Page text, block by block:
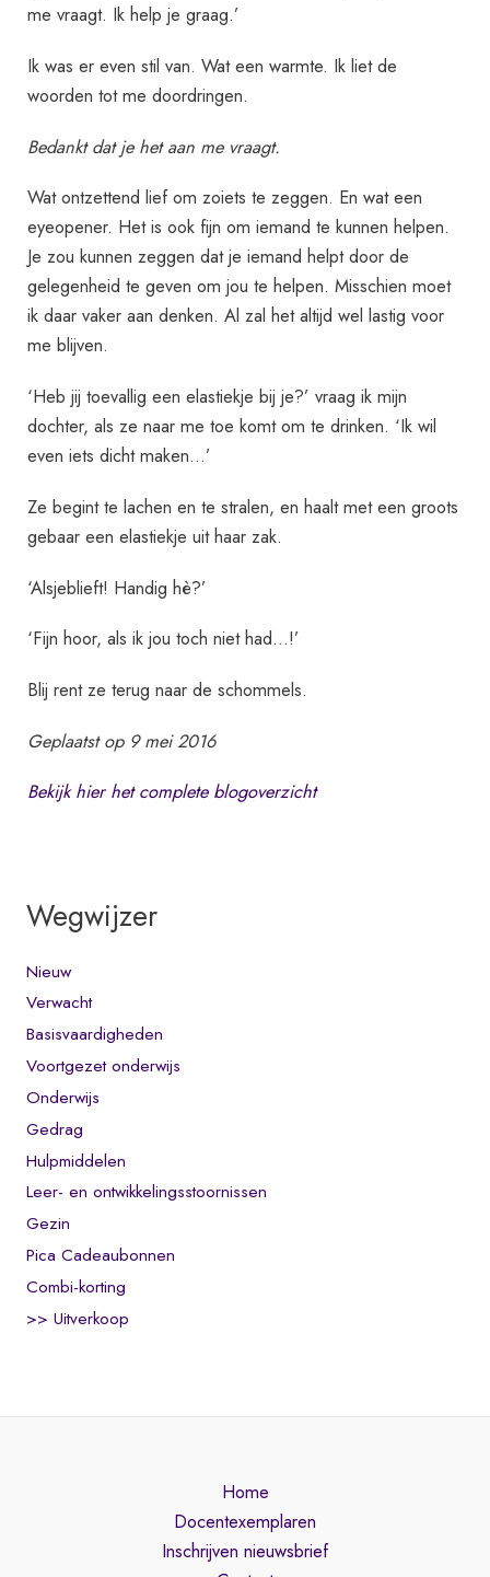
me vraagt. Ik help je graag.’
Ik was er even stil van. Wat een warmte. Ik liet de
woorden tot me doordringen.
Bedankt dat je het aan me vraagt.
Wat ontzettend lief om zoiets te zeggen. En wat een
eyeopener. Het is ook fijn om iemand te kunnen helpen.
Je zou kunnen zeggen dat je iemand helpt door de
gelegenheid te geven om jou te helpen. Misschien moet
ik daar vaker aan denken. Al zal het altijd wel lastig voor
me blijven.
‘Heb jij toevallig een elastiekje bij je?’ vraag ik mijn
dochter, als ze naar me toe komt om te drinken. ‘Ik wil
even iets dicht maken…’
Ze begint te lachen en te stralen, en haalt met een groots
gebaar een elastiekje uit haar zak.
‘Alsjeblieft! Handig hè?’
‘Fijn hoor, als ik jou toch niet had…!’
Blij rent ze terug naar de schommels.
Geplaatst op 9 mei 2016
Bekijk hier het complete blogoverzicht
Wegwijzer
Nieuw
Verwacht
Basisvaardigheden
Voortgezet onderwijs
Onderwijs
Gedrag
Hulpmiddelen
Leer- en ontwikkelingsstoornissen
Gezin
Pica Cadeaubonnen
Combi-korting
>> Uitverkoop
Home
Docentexemplaren
Inschrijven nieuwsbrief